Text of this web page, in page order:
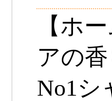
【ホ
アの香